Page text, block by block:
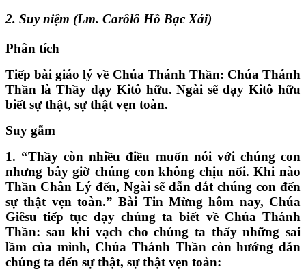
2. Suy niệm (Lm. Carôlô Hồ Bạc Xái)
Phân tích
Tiếp bài giáo lý về Chúa Thánh Thần: Chúa Thánh
Thần là Thầy dạy Kitô hữu. Ngài sẽ dạy Kitô hữu
biết sự thật, sự thật vẹn toàn.
Suy gẫm
1. “Thầy còn nhiều điều muốn nói với chúng con
nhưng bây giờ chúng con không chịu nổi. Khi nào
Thần Chân Lý đến, Ngài sẽ dẫn dắt chúng con đến
sự thật vẹn toàn.” Bài Tin Mừng hôm nay, Chúa
Giêsu tiếp tục dạy chúng ta biết về Chúa Thánh
Thần: sau khi vạch cho chúng ta thấy những sai
lầm của mình, Chúa Thánh Thần còn hướng dẫn
chúng ta đến sự thật, sự thật vẹn toàn: